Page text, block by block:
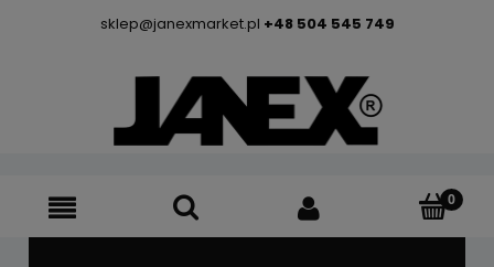
sklep@janexmarket.pl +48 504 545 749